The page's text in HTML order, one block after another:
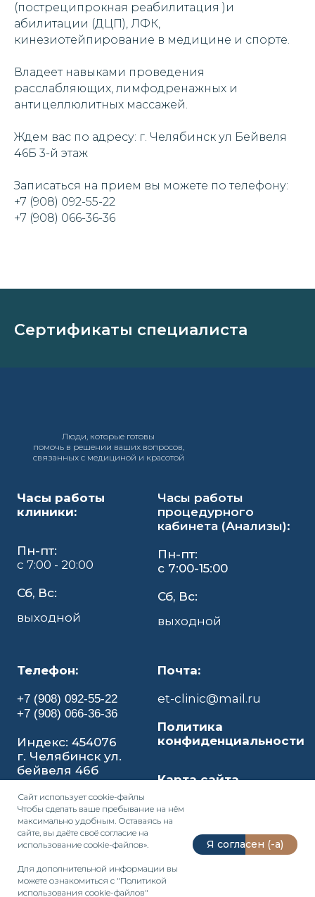
(постреципрокная реабилитация )и
абилитации (ДЦП), ЛФК,
кинезиотейпирование в медицине и спорте.
Владеет навыками проведения
расслабляющих, лимфодренажных и
антицеллюлитных массажей.
Ждем вас по адресу: г. Челябинск ул Бейвеля
46Б 3-й этаж
Записаться на прием вы можете по телефону:
+7 (908) 092-55-22
+7 (908) 066-36-36
Сертификаты специалиста
Сайт используетcookie-файлы
Чтобы сделать ваше пребывание на нём
максимально удобным. Оставаясь на
сайте, вы даёте своё согласие на
использование cookie-файлов».
Для дополнительной информации вы
можете ознакомиться с "Политикой
использования cookie-файлов"
Я согласен (-а)
Люди, которые готовы
помочь в решении ваших вопросов,
связанных с медициной и красотой
Часы работы
клиники:
Пн-пт:
с 7:00 - 20:00
Сб, Вс:
выходной
Часы работы
процедурного
кабинета (Анализы):
Пн-пт:
с 7:00-15:00
Сб, Вс:
выходной
Телефон:
+7 (908) 092-55-22
+7 (908) 066-36-36
Индекс: 454076
г. Челябинск ул.
бейвеля 46б
Почта:
et-clinic@mail.ru
Политика
конфиденциальности
Карта сайта